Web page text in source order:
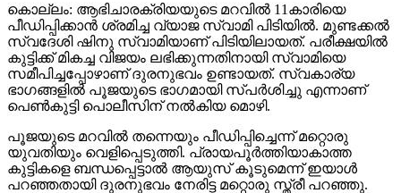
കൊല്ലം: ആഭിചാരക്രിയയുടെ മറവിൽ 11കാരിയെ
പീഡിപ്പിക്കാൻ ശ്രമിച്ച വ്യാജ സ്വാമി പിടിയിൽ. മുണ്ടക്കൽ
സ്വദേശി ഷിനു സ്വാമിയാണ് പിടിയിലായത്. പരീക്ഷയിൽ
കുട്ടിക്ക് മികച്ച വിജയം ലഭിക്കുന്നതിനായി സ്വാമിയെ
സമീപിച്ചപ്പോഴാണ് ദുരനുഭവം ഉണ്ടായത്. സ്വകാര്യ
ഭാഗങ്ങളിൽ പൂജയുടെ ഭാഗമായി സ്പർശിച്ചു എന്നാണ്
പെൺകുട്ടി പൊലീസിന് നൽകിയ മൊഴി.
പൂജയുടെ മറവിൽ തന്നെയും പീഡിപ്പിച്ചെന്ന് മറ്റൊരു
യുവതിയും വെളിപ്പെടുത്തി. പ്രായപൂർത്തിയാകാത്ത
കുട്ടികളെ ബന്ധപ്പെട്ടാൽ ആയുസ് കൂടുമെന്ന് ഇയാൾ
പറഞ്ഞതായി ദുരനുഭവം നേരിട്ട മറ്റൊരു സ്ത്രീ പറഞ്ഞു.